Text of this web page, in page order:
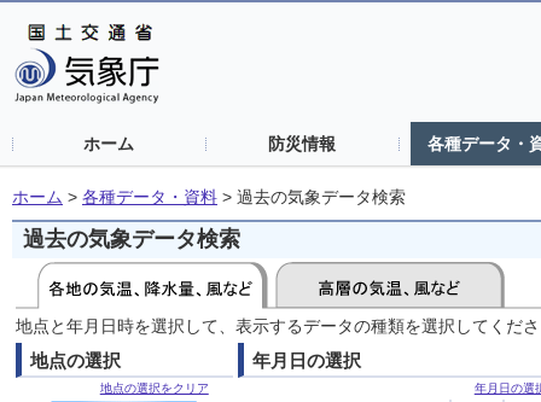
ホーム 防災情報 各種データ・
ホーム > 各種データ・資料 > 過去の気象データ検索
過去の気象データ検索
地点と年月日時を選択して、表示するデータの種類を選択してくだ
地点の選択
地点の選択をクリア
年月日の選択
年月日の選